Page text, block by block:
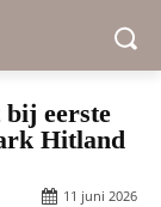
bij eerste
Hitland
11 juni 2026